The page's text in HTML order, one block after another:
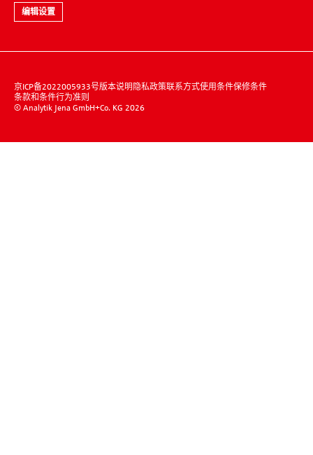
编辑设置
京ICP备2022005933号版本说明隐私政策联系方式使用条件保修条件
条款和条件行为准则
© Analytik Jena GmbH+Co. KG 2026